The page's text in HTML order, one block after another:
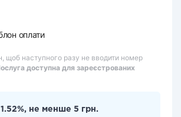
оплати
щоб наступного разу не вводити номер
доступна для зареєстрованих
1.52%, не менше 5 грн.